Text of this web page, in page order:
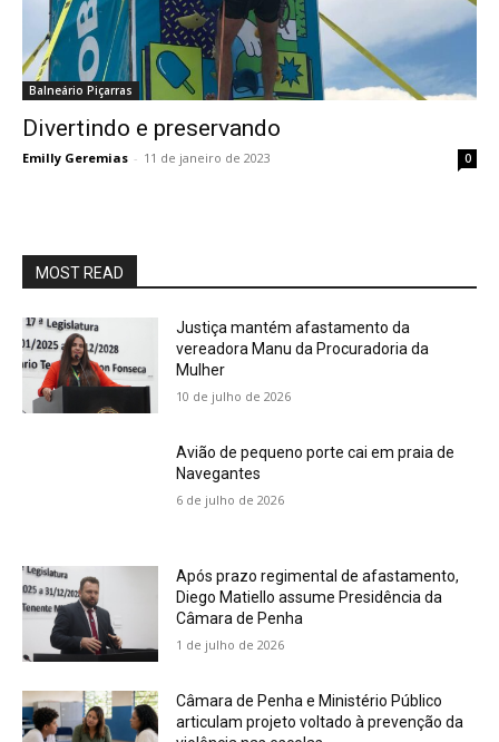
Balneário Piçarras
Divertindo e preservando
Emilly Geremias - 11 de janeiro de 2023 0
MOST READ
Justiça mantém afastamento da
vereadora Manu da Procuradoria da
Mulher
10 de julho de 2026
Avião de pequeno porte cai em praia de
Navegantes
6 de julho de 2026
Após prazo regimental de afastamento,
Diego Matiello assume Presidência da
Câmara de Penha
1 de julho de 2026
Câmara de Penha e Ministério Público
articulam projeto voltado à prevenção da